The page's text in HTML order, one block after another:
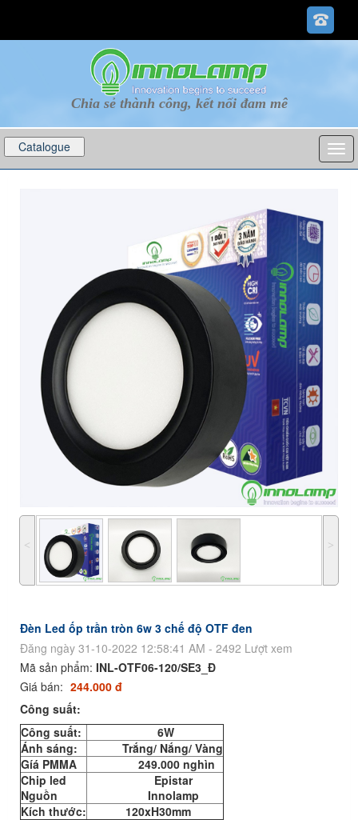
Chia sẻ thành công, kết nối đam mê
Catalogue p
˂ ˃
Đèn Led ốp trần tròn 6w 3 chế độ OTF đen
Đăng ngày 31-10-2022 12:58:41 AM - 2492 Lượt xem
Mã sản phẩm: INL-OTF06-120/SE3_Đ
Giá bán: 244.000 đ
Công suất:
Công suất:
6W
Ánh sáng:
Trắng/ Nắng/ Vàng
Gíá PMMA
249.000 nghìn
Chip led
Nguồn
Epistar
Innolamp
Kích thước: 120xH30mm